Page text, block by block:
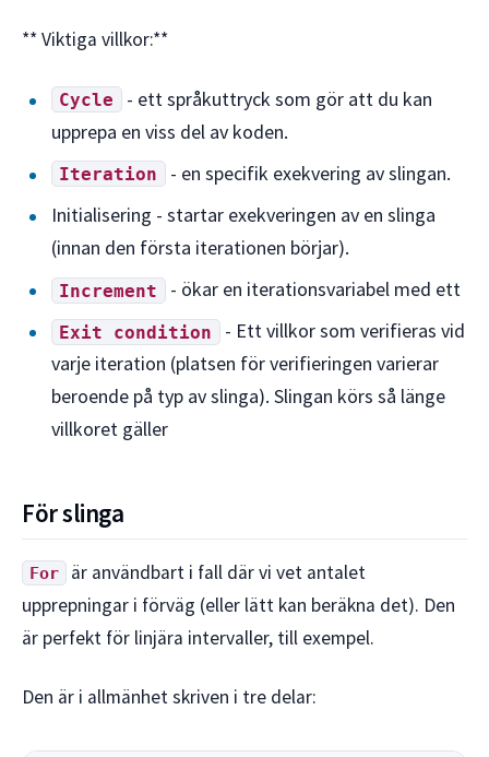
** Viktiga villkor:**
Cycle
- ett språkuttryck som gör att du kan
upprepa en viss del av koden.
Iteration
- en specifik exekvering av slingan.
Initialisering - startar exekveringen av en slinga
(innan den första iterationen börjar).
Increment - ökar en iterationsvariabel med ett
Exit condition
- Ett villkor som verifieras vid
varje iteration (platsen för verifieringen varierar
beroende på typ av slinga). Slingan körs så länge
villkoret gäller
För slinga
For
är användbart i fall där vi vet antalet
upprepningar i förväg (eller lätt kan beräkna det). Den
är perfekt för linjära intervaller, till exempel.
Den är i allmänhet skriven i tre delar: